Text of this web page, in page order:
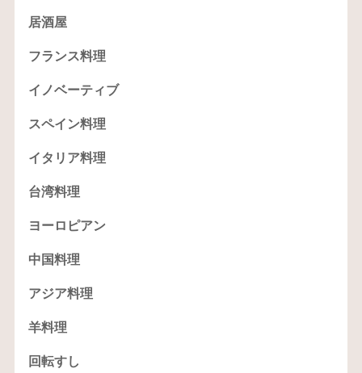
居酒屋
フランス料理
イノベーティブ
スペイン料理
イタリア料理
台湾料理
ヨーロピアン
中国料理
アジア料理
羊料理
回転すし